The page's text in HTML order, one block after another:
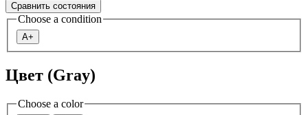
Сравнить состояния
Choose a condition
A+
Цвет (Gray)
Choose a color